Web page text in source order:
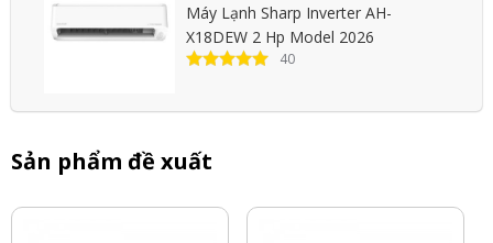
Máy Lạnh Sharp Inverter AH-
X18DEW 2 Hp Model 2026
40
Sản phẩm đề xuất